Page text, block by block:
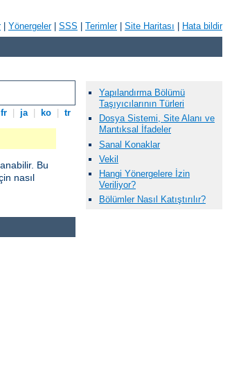
| Yönergeler| SSS Terimler| Site Haritası Hata bildir
fr ja ko tr
Bu
nasıl
Yapılandırma Bölümü
Taşıyıcılarının Türleri
Dosya Sistemi, Site Alanı ve
Mantıksal İfadeler
Sanal Konaklar
Vekil
Hangi Yönergelere İzin
Veriliyor?
Bölümler Nasıl Katıştırılır?